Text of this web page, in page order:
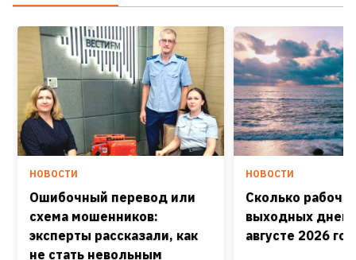
НОВОСТИ
Ошибочный перевод или
схема мошенников:
эксперты рассказали, как
не стать невольным
НОВОСТИ
Сколько
выходных дней
августе 2026